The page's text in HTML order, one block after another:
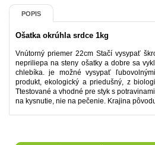
POPIS
Ošatka okrúhla srdce 1kg
Vnútorný priemer 22cm Stačí vysypať
nepriliepa na steny ošatky a dobre sa
chlebíka. je možné vysypať
produkt, ekologický a priedušný, z
Ttestované a vhodné pre styk s
na kysnutie, nie na pečenie. Krajina